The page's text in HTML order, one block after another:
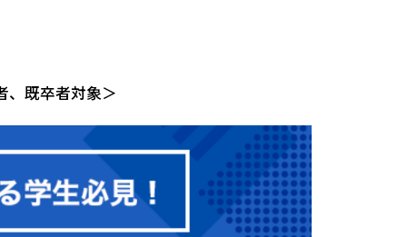
、既卒者対象＞